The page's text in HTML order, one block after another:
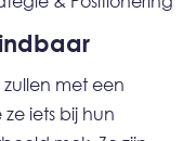
met een
iets bij hun